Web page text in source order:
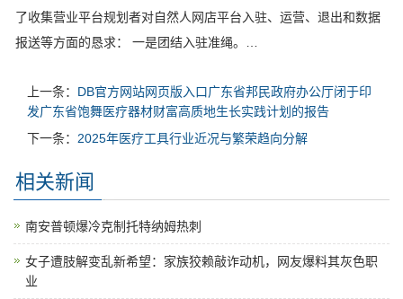
了收集营业平台规划者对自然人网店平台入驻、运营、退出和数据
报送等方面的恳求： 一是团结入驻准绳。…
上一条： DB官方网站网页版入口广东省邦民政府办公厅闭于印
发广东省饱舞医疗器材财富高质地生长实践计划的报告
下一条： 2025年医疗工具行业近况与繁荣趋向分解
相关新闻
南安普顿爆冷克制托特纳姆热刺
女子遭肢解变乱新希望：家族狡赖敲诈动机，网友爆料其灰色职
业